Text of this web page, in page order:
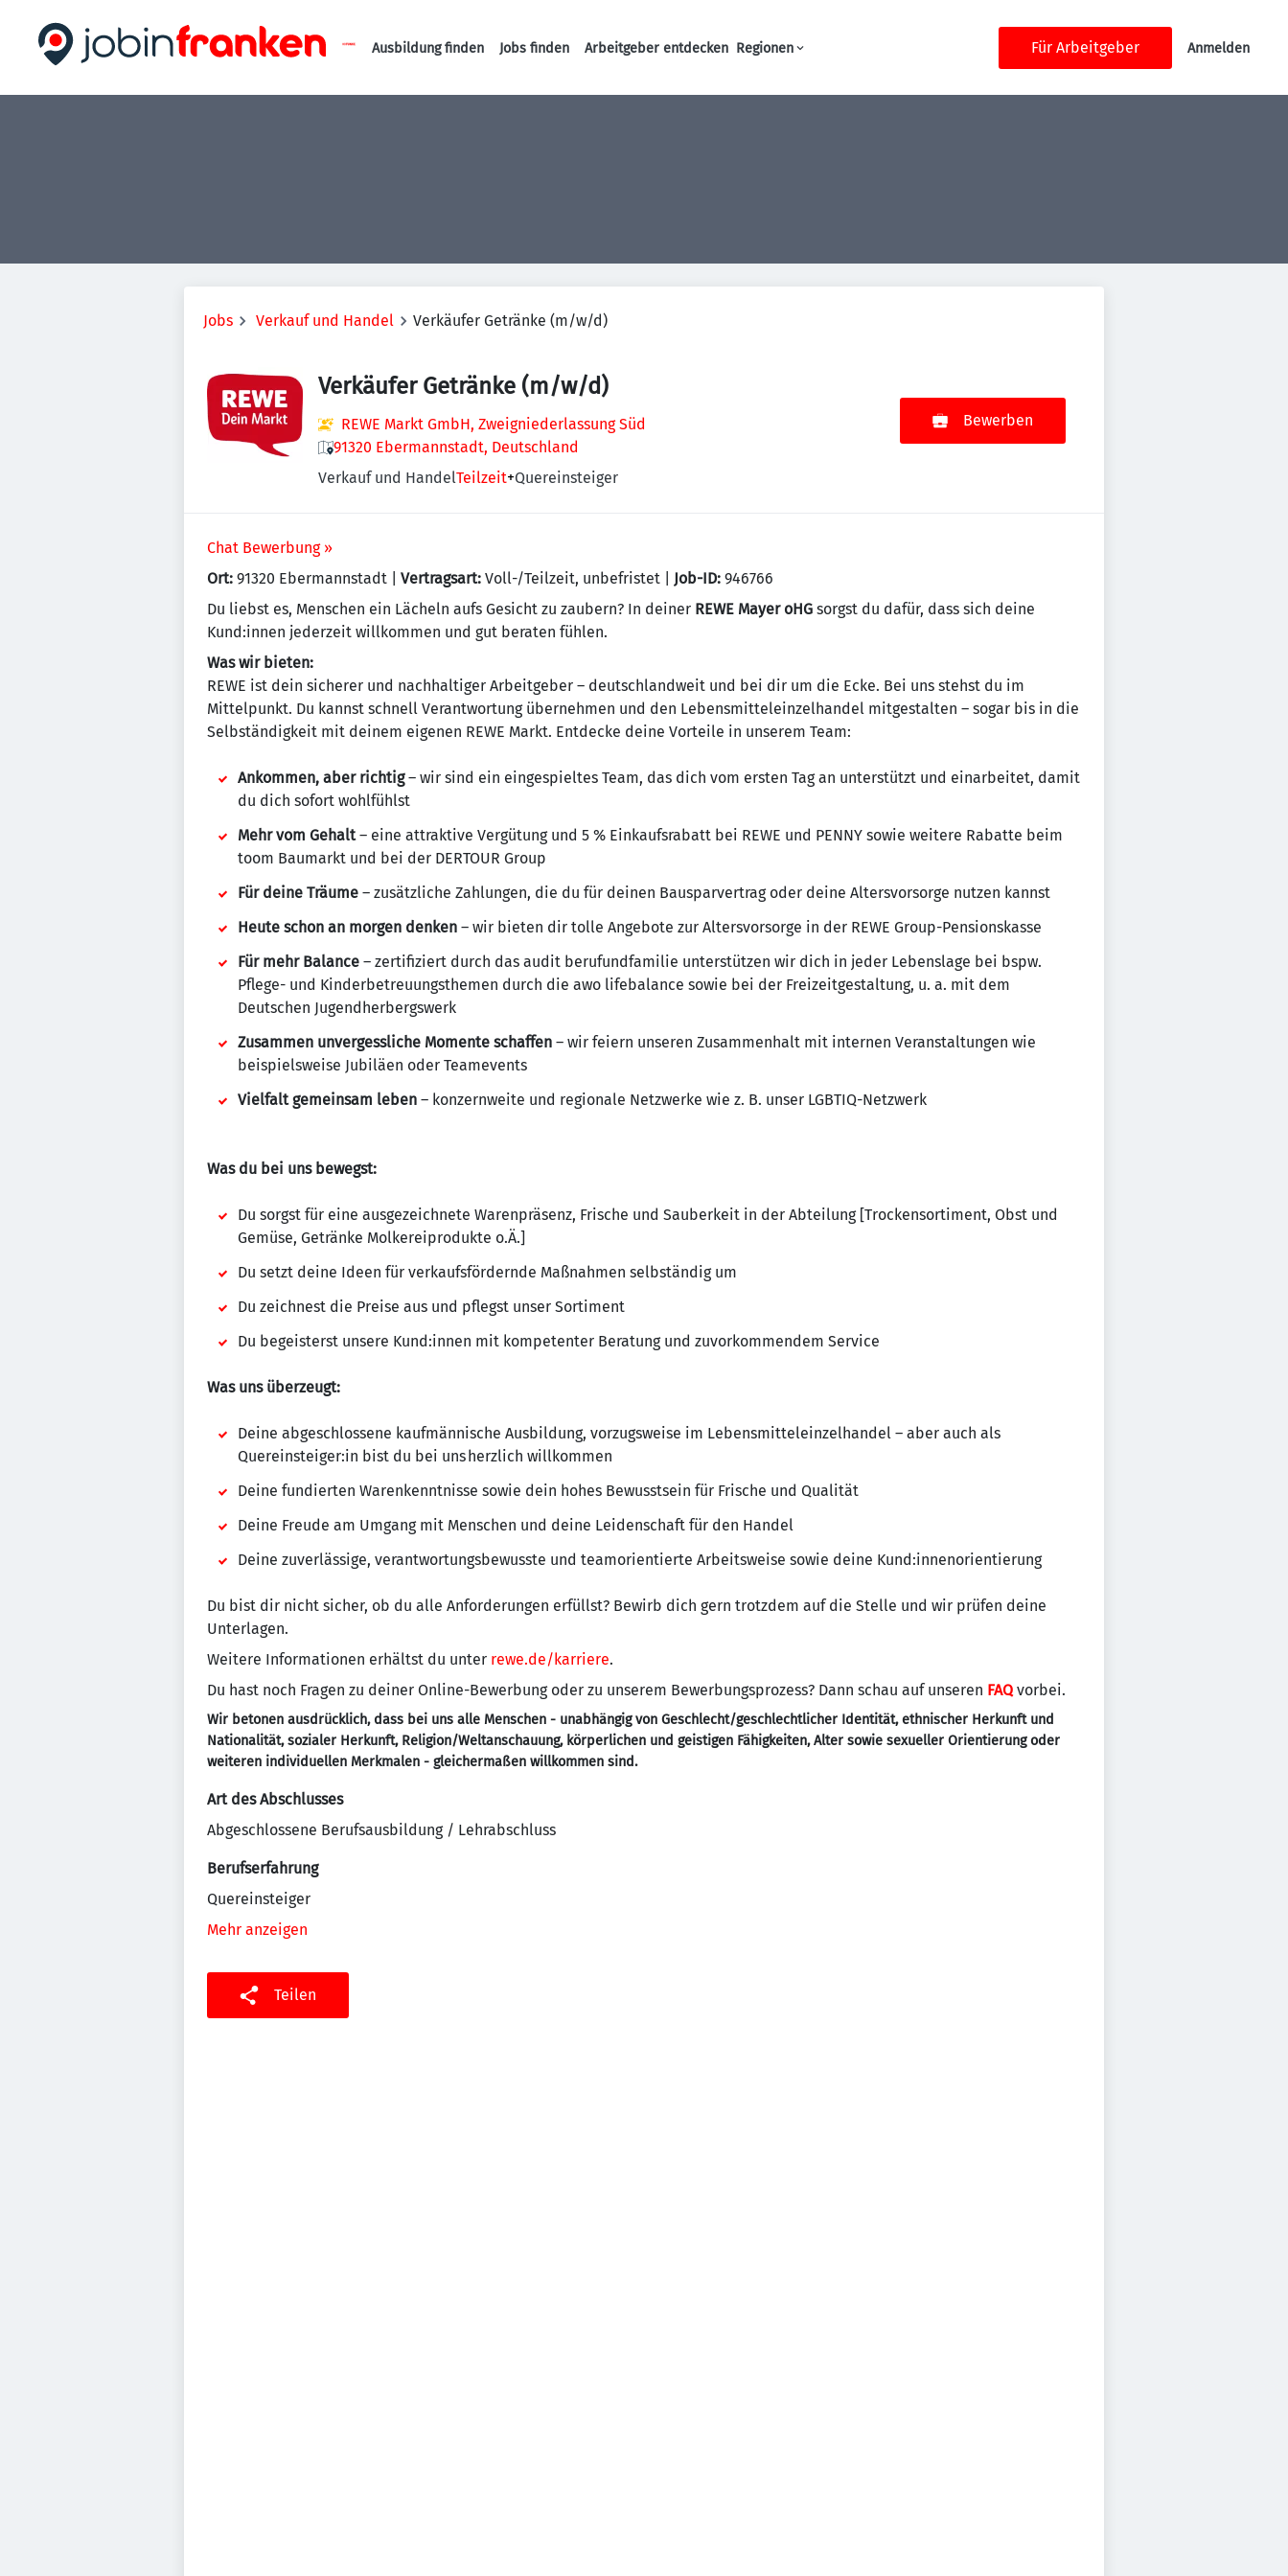
Haupt-Navigation
Ausbildung finden Jobs finden Arbeitgeber entdecken Regionen Für Arbeitgeber Anmelden
Jobs Verkauf und Handel Verkäufer Getränke (m/w/d)
Verkäufer Getränke (m/w/d)
REWE Markt GmbH, Zweigniederlassung Süd
91320 Ebermannstadt, Deutschland
Verkauf und HandelTeilzeit+Quereinsteiger
Bewerben
Chat Bewerbung »
Ort: 91320 Ebermannstadt | Vertragsart: Voll-/Teilzeit, unbefristet | Job-ID: 946766
Du liebst es, Menschen ein Lächeln aufs Gesicht zu zaubern? In deiner REWE Mayer oHG sorgst du dafür, dass sich deine
Kund:innen jederzeit willkommen und gut beraten fühlen.
Was wir bieten:
REWE ist dein sicherer und nachhaltiger Arbeitgeber – deutschlandweit und bei dir um die Ecke. Bei uns stehst du im
Mittelpunkt. Du kannst schnell Verantwortung übernehmen und den Lebensmitteleinzelhandel mitgestalten – sogar bis in die
Selbständigkeit mit deinem eigenen REWE Markt. Entdecke deine Vorteile in unserem Team:
Ankommen, aber richtig– wir sind ein eingespieltes Team, das dich vom ersten Tag an unterstützt und einarbeitet, damit
du dich sofort wohlfühlst
Mehr vom Gehalt– eine attraktive Vergütung und 5 % Einkaufsrabatt bei REWE und PENNY sowie weitere Rabatte beim
toom Baumarkt und bei der DERTOUR Group
Für deine Träume – zusätzliche Zahlungen, die du für deinen Bausparvertrag oder deine Altersvorsorge nutzen kannst
Heute schon an morgen denken – wir bieten dir tolle Angebote zur Altersvorsorge in der REWE Group-Pensionskasse
Für mehr Balance – zertifiziert durch das audit berufundfamilie unterstützen wir dich in jeder Lebenslage bei bspw.
Pflege- und Kinderbetreuungsthemen durch die awo lifebalance sowie bei der Freizeitgestaltung, u. a. mit dem
Deutschen Jugendherbergswerk
Zusammen unvergessliche Momente schaffen – wir feiern unseren Zusammenhalt mit internen Veranstaltungen wie
beispielsweise Jubiläen oder Teamevents
Vielfalt gemeinsam leben – konzernweite und regionale Netzwerke wie z. B. unser LGBTIQ-Netzwerk
Was du bei uns bewegst:
Du sorgst für eine ausgezeichnete Warenpräsenz, Frische und Sauberkeit in der Abteilung [Trockensortiment, Obst und
Gemüse, Getränke Molkereiprodukte o.Ä.]
Du setzt deine Ideen für verkaufsfördernde Maßnahmen selbständig um
Du zeichnest die Preise aus und pflegst unser Sortiment
Du begeisterst unsere Kund:innen mit kompetenter Beratung und zuvorkommendem Service
Was uns überzeugt:
Deine abgeschlossene kaufmännische Ausbildung, vorzugsweise im Lebensmitteleinzelhandel – aber auch als
Quereinsteiger:in bist du bei uns herzlich willkommen
Deine fundierten Warenkenntnisse sowie dein hohes Bewusstsein für Frische und Qualität
Deine Freude am Umgang mit Menschen und deine Leidenschaft für den Handel
Deine zuverlässige, verantwortungsbewusste und teamorientierte Arbeitsweise sowie deine Kund:innenorientierung
Du bist dir nicht sicher, ob du alle Anforderungen erfüllst? Bewirb dich gern trotzdem auf die Stelle und wir prüfen deine
Unterlagen.
Weitere Informationen erhältst du unter rewe.de/karriere.
Du hast noch Fragen zu deiner Online-Bewerbung oder zu unserem Bewerbungsprozess? Dann schau auf unseren FAQvorbei.
Wir betonen ausdrücklich, dass bei uns alle Menschen - unabhängig von Geschlecht/geschlechtlicher Identität, ethnischer Herkunft und
Nationalität, sozialer Herkunft, Religion/Weltanschauung, körperlichen und geistigen Fähigkeiten, Alter sowie sexueller Orientierung oder
weiteren individuellen Merkmalen - gleichermaßen willkommen sind.
Art des Abschlusses
Abgeschlossene Berufsausbildung / Lehrabschluss
Berufserfahrung
Quereinsteiger
Mehr anzeigen
Teilen